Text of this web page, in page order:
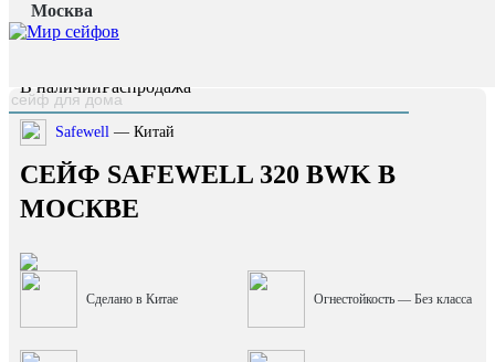
Москва
Главная страница
Каталог /
В наличииРаспродажа
Safewell — Китай
СЕЙФ SAFEWELL 320 BWK В
МОСКВЕ
Сделано в Китае Огнестойкость — Без класса